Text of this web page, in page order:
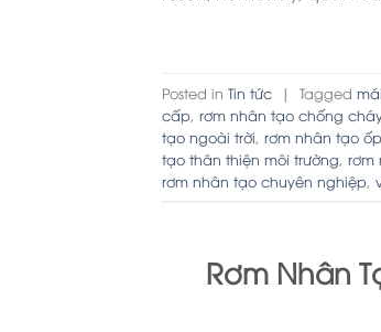
Posted in Tin tức | Tagged
cấp, rơm nhân tạo chống cháy
tạo ngoài trời, rơm nhân tạo
tạo thân thiện môi trường, rơm
rơm nhân tạo chuyên nghiệp,
Rơm Nhân